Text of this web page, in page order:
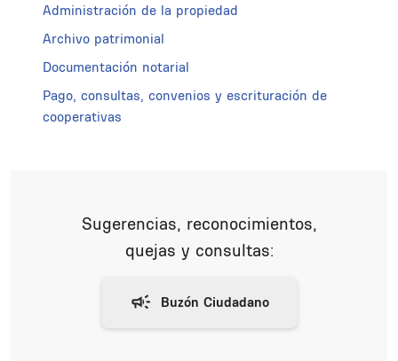
Administración de la propiedad
Archivo patrimonial
Documentación notarial
Pago, consultas, convenios y escrituración de
cooperativas
Sugerencias, reconocimientos,
quejas y consultas: